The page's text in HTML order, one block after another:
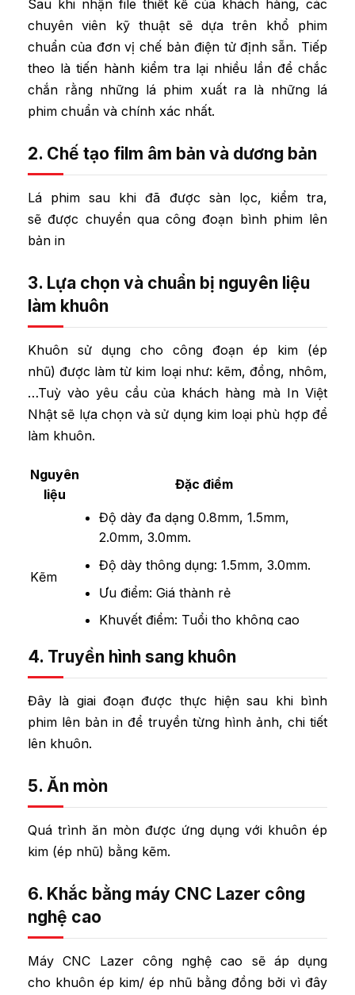
Sau khi nhận file thiết kế của khách hàng, các
chuyên viên kỹ thuật sẽ dựa trên khổ phim
chuẩn của đơn vị chế bản điện tử định sẵn. Tiếp
theo là tiến hành kiểm tra lại nhiều lần để chắc
chắn rằng những lá phim xuất ra là những lá
phim chuẩn và chính xác nhất.
2. Chế tạo film âm bản và dương bản
Lá phim sau khi đã được sàn lọc, kiểm tra,
sẽ được chuyển qua công đoạn bình phim lên
bản in
3. Lựa chọn và chuẩn bị nguyên liệu
làm khuôn
Khuôn sử dụng cho công đoạn ép kim (ép
nhũ) được làm từ kim loại như: kẽm, đồng, nhôm,
…Tuỳ vào yêu cầu của khách hàng mà In Việt
Nhật sẽ lựa chọn và sử dụng kim loại phù hợp để
làm khuôn.
Nguyên
liệu
Đặc điểm
Kẽm
Độ dày đa dạng 0.8mm, 1.5mm,
2.0mm, 3.0mm.
Độ dày thông dụng: 1.5mm, 3.0mm.
Ưu điểm: Giá thành rẻ
Khuyết điểm: Tuổi thọ không cao
Nhôm
Đa dạng
Chất lượng vừa phải
Đồng
Độ dày đa dạng: 5.0 mm, 10.0 mm,
Ưu điểm:
Mẫu mã đẹp, độ bền và tuổi thọ
Ứng dụng trên các chất liệu khó
loại, name card, lịch cuốn…..
Khuyết điểm: Giá thành cao
4. Truyền hình sang khuôn
Đây là giai đoạn được thực hiện sau khi bình
phim lên bản in để truyền từng hình ảnh, chi tiết
lên khuôn.
5. Ăn mòn
Quá trình ăn mòn được ứng dụng với khuôn ép
kim (ép nhũ) bằng kẽm.
6. Khắc bằng máy CNC Lazer công
nghệ cao
Máy CNC Lazer công nghệ cao sẽ áp dụng
cho khuôn ép kim/ ép nhũ bằng đồng bởi vì đây